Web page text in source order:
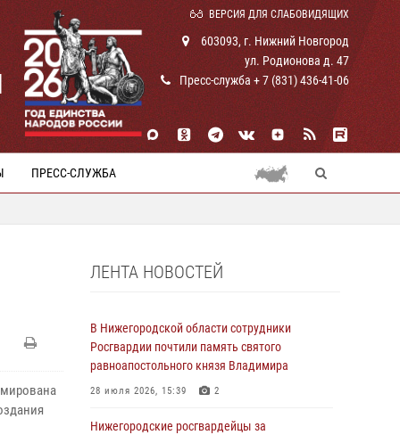
ВЕРСИЯ ДЛЯ СЛАБОВИДЯЩИХ
603093, г. Нижний Новгород
ул. Родионова д. 47
Пресс-служба + 7 (831) 436-41-06
ПРЕСС-СЛУЖБА
ЛЕНТА НОВОСТЕЙ
В Нижегородской области сотрудники
Росгвардии почтили память святого
равноапостольного князя Владимира
28 июля 2026, 15:39 2
Нижегородские росгвардейцы за